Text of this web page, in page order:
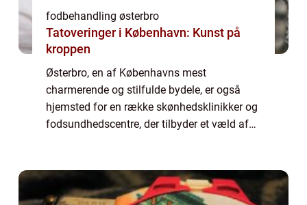
fodbehandling østerbro
Tatoveringer i København: Kunst på
kroppen
Østerbro, en af Københavns mest
charmerende og stilfulde bydele, er også
hjemsted for en række skønhedsklinikker og
fodsundhedscentre, der tilbyder et væld af